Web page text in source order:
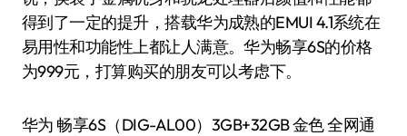
得到了一定的提升，搭载华为成熟的EMUI 4.1系统在
易用性和功能性上都让人满意。华为畅享6S的价格
为999元，打算购买的朋友可以考虑下。
华为 畅享6S（DIG-AL00）3GB+32GB 金色 全网通